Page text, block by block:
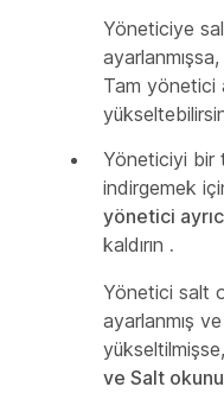
Yöneticiye
Tam yönetici
Yöneticiyi bir
indirgemek
yönetici
kaldırın .
Yönetici salt
ayarlanmış
ve Salt